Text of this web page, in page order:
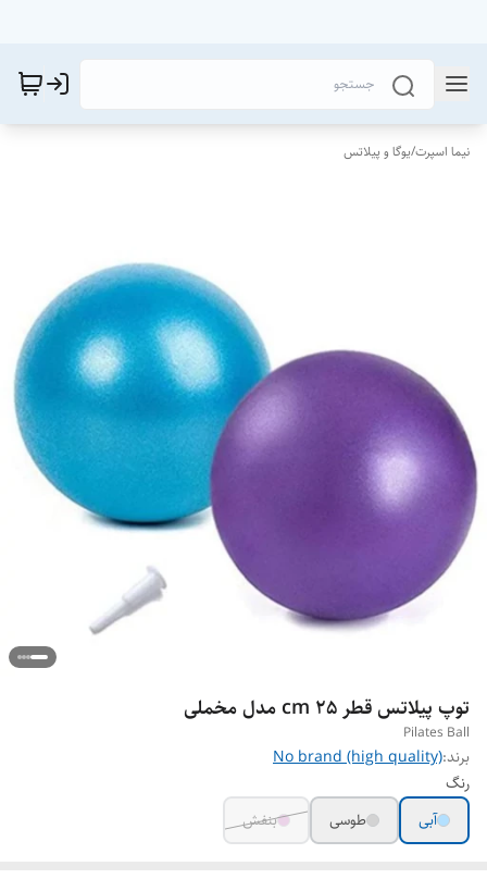
نیما اسپرت/یوگا و پیلاتس
توپ پیلاتس قطر 25 cm مدل مخملی
Pilates Ball
برند:No brand (high quality)
رنگ
آبی
طوسی بنفش